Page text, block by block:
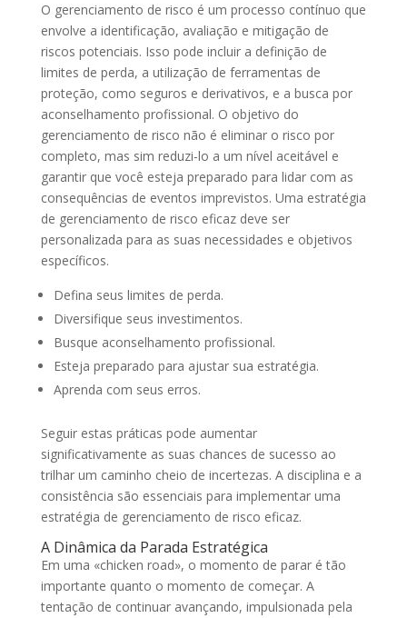
O gerenciamento de risco é um processo contínuo que
envolve a identificação, avaliação e mitigação de
riscos potenciais. Isso pode incluir a definição de
limites de perda, a utilização de ferramentas de
proteção, como seguros e derivativos, e a busca por
aconselhamento profissional. O objetivo do
gerenciamento de risco não é eliminar o risco por
completo, mas sim reduzi-lo a um nível aceitável e
garantir que você esteja preparado para lidar com as
consequências de eventos imprevistos. Uma estratégia
de gerenciamento de risco eficaz deve ser
personalizada para as suas necessidades e objetivos
específicos.
Defina seus limites de perda.
Diversifique seus investimentos.
Busque aconselhamento profissional.
Esteja preparado para ajustar sua estratégia.
Aprenda com seus erros.
Seguir estas práticas pode aumentar
significativamente as suas chances de sucesso ao
trilhar um caminho cheio de incertezas. A disciplina e a
consistência são essenciais para implementar uma
estratégia de gerenciamento de risco eficaz.
A Dinâmica da Parada Estratégica
Em uma «chicken road», o momento de parar é tão
importante quanto o momento de começar. A
tentação de continuar avançando, impulsionada pela